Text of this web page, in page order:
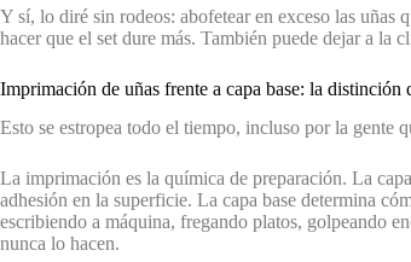
Y sí, lo diré sin rodeos: abofetear en exceso las uñas
hacer que el set dure más. También puede dejar a la
Imprimación de uñas frente a capa base: la distinción
Esto se estropea todo el tiempo, incluso por la gente
La imprimación es la química de preparación. La
adhesión en la superficie. La capa base determina
escribiendo a máquina, fregando platos, golpeando
nunca lo hacen.